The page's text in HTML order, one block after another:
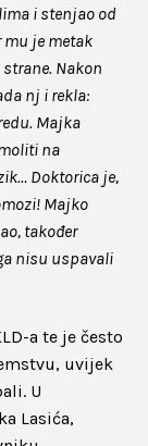
i stenjao od
je metak
Nakon
nj i rekla:
Majka
na
Doktorica je,
Majko
također
nisu uspavali
a te je često
uvijek
U
Lasića,